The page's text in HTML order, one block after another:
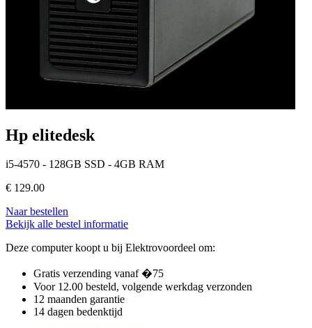
Hp elitedesk
i5-4570 - 128GB SSD - 4GB RAM
€ 129.00
Naar bestellen
Bekijk alle bestel informatie
Deze computer koopt u bij Elektrovoordeel om:
Gratis verzending vanaf �75
Voor 12.00 besteld, volgende werkdag verzonden
12 maanden garantie
14 dagen bedenktijd